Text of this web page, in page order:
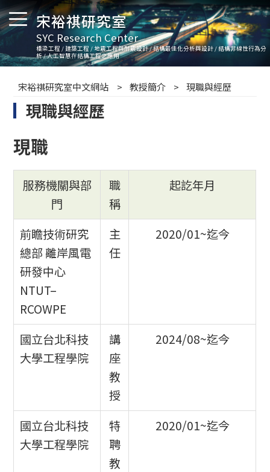
宋裕祺研究室
SYC Research Center
橋梁工程 / 建築工程 / 地震工程與耐震設計 / 結構最佳化分析與設計 / 結構非線性行為分
析 / 人工智慧在結構工程之應用
宋裕祺研究室中文網站 教授簡介 現職與經歷
現職與經歷
現職
服務機關與部
門
職
稱
起訖年月
前瞻技術研究
總部 離岸風電
研發中心
NTUT–
RCOWPE
主
任
2020/01~迄今
國立台北科技
大學工程學院
講
座
教
授
2024/08~迄今
國立台北科技
大學工程學院
特
聘
教
2020/01~迄今